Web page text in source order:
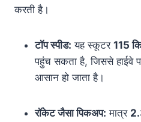
करती है।
टॉप स्पीड: यह स्कूटर 115
पहुंच सकता है, जिससे हाईवे
आसान हो जाता है।
रॉकेट जैसा पिकअप: मात्र